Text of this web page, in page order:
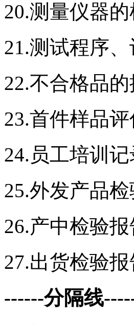
20.测量仪器
21.测试程序
22.不合格品
23.首件样品
24.员工培训
25.外发产品
26.产中检验报
27.出货检验报
------分隔线